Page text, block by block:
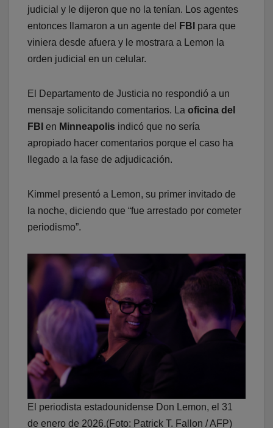
judicial y le dijeron que no la tenían. Los agentes
entonces llamaron a un agente del
FBI para que
viniera desde afuera y le mostrara a Lemon la
orden judicial en un celular.
El Departamento de Justicia no respondió a un
mensaje solicitando comentarios. La oficina del
FBI en Minneapolis indicó que no sería
apropiado hacer comentarios porque el caso ha
llegado a la fase de adjudicación.
Kimmel presentó a Lemon, su primer invitado de
la noche, diciendo que “fue arrestado por cometer
periodismo”.
El periodista estadounidense Don Lemon, el 31
de enero de 2026.(Foto: Patrick T. Fallon / AFP)